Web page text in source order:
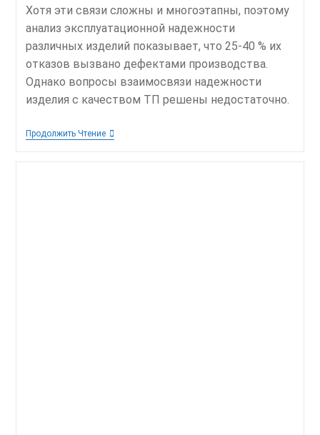
Хотя эти связи сложны и многоэтапны, поэтому
анализ эксплуатационной надежности
различных изделий показывает, что 25-40 % их
отказов вызвано дефектами производства.
Однако вопросы взаимосвязи надежности
изделия с качеством ТП решены недостаточно.
Продолжить ЧтениеОпределение